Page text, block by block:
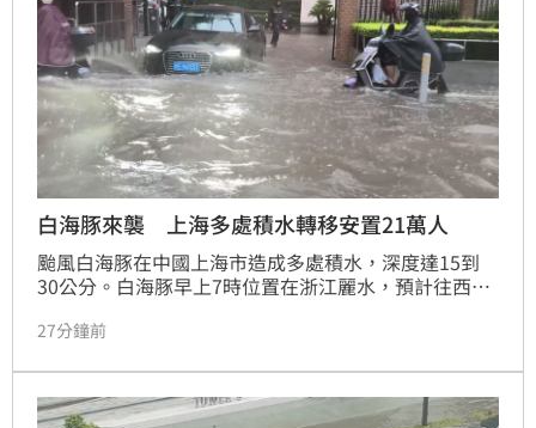
白海豚來襲 上海多處積水轉移安置21萬人
颱風白海豚在中國上海市造成多處積水，深度達15到
30公分。白海豚早上7時位置在浙江麗水，預計往西北
27分鐘前